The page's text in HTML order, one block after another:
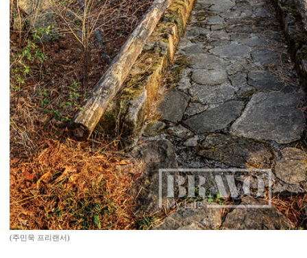
(주민욱 프리랜서)